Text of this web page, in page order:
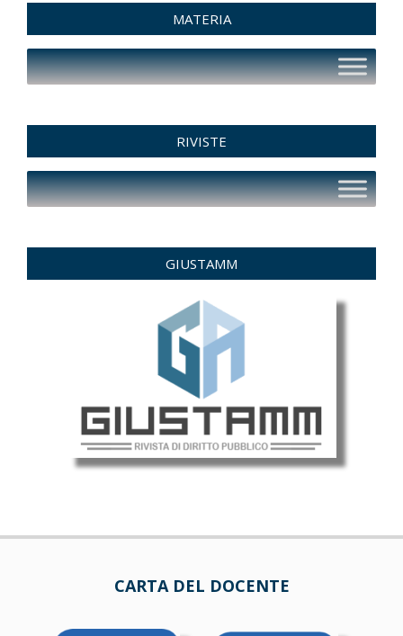
MATERIA
RIVISTE
GIUSTAMM
CARTA DEL DOCENTE